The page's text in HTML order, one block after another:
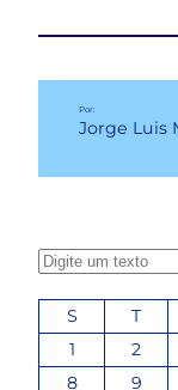
Por:
Jorge Luis
P
q
S
T
1
2
8
9